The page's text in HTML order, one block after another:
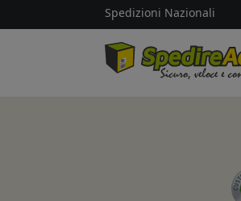
Spedizioni Nazionali